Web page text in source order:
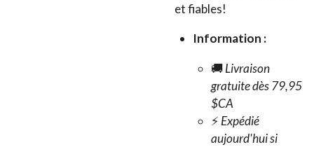
et fiables!
Information :
🚚Livraison
gratuite dès 79,95
$CA
⚡Expédié
aujourd'hui si